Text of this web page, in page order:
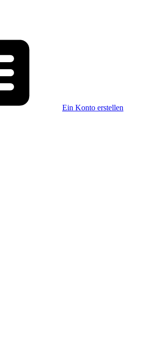
Ein Konto erstellen